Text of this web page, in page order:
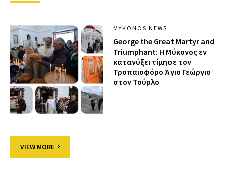
MYKONOS NEWS
George the Great Martyr and
Triumphant: Η Μύκονος εν
κατανύξει τίμησε τον
Τροπαιοφόρο Άγιο Γεώργιο
στον Τούρλο
VIEW MORE